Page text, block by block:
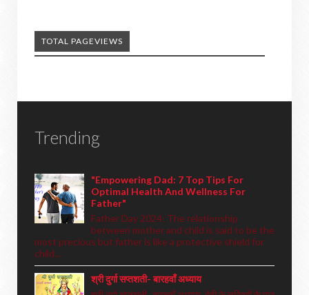
TOTAL PAGEVIEWS
Trending
"Empowering Dad: 7 Top Tips For
Optimal Health And Wellness For
Father"
Father Day 2024: The relationship
between mother and child is said to be the
most precious but father is like a protective shield for
child...
श्री दुर्गा सप्तशती- बारहवाँ अध्याय